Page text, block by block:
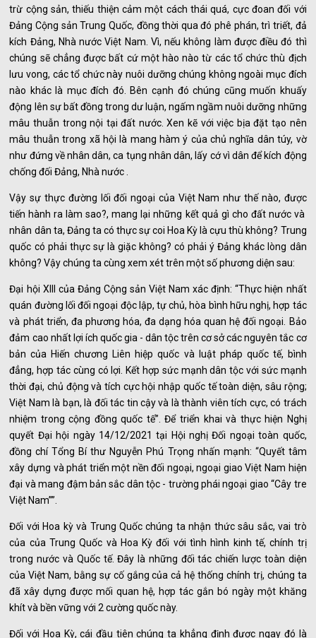
trừ cộng sản, thiếu thiện cảm một cách thái quá, cực đoan đối với
Đảng Cộng sản Trung Quốc, đồng thời qua đó phê phán, trì triết, đả
kích Đảng, Nhà nước Việt Nam. Vì, nếu không làm được điều đó thì
chúng sẽ chẳng được bất cứ một hào nào từ các tổ chức thù địch
lưu vong, các tổ chức này nuôi dưỡng chúng không ngoài mục đích
nào khác là mục đích đó. Bên cạnh đó chúng cũng muốn khuấy
động lên sự bất đồng trong dư luận, ngấm ngầm nuôi dưỡng những
mâu thuẫn trong nội tại đất nước. Xen kẽ với việc bịa đặt tạo nên
mâu thuẫn trong xã hội là mang hàm ý của chủ nghĩa dân túy, vờ
như đứng về nhân dân, ca tụng nhân dân, lấy cớ vì dân để kích động
chống đối Đảng, Nhà nước .
Vậy sự thực đường lối đối ngoại của Việt Nam như thế nào, được
tiến hành ra làm sao?, mang lại những kết quả gì cho đất nước và
nhân dân ta, Đảng ta có thực sự coi Hoa Kỳ là cựu thù không? Trung
quốc có phải thực sự là giặc không? có phải ý Đảng khác lòng dân
không? Vậy chúng ta cùng xem xét trên một số phương diện sau:
Đại hội XIII của Đảng Cộng sản Việt Nam xác định: “Thực hiện nhất
quán đường lối đối ngoại độc lập, tự chủ, hòa bình hữu nghị, hợp tác
và phát triển, đa phương hóa, đa dạng hóa quan hệ đối ngoại. Bảo
đảm cao nhất lợi ích quốc gia - dân tộc trên cơ sở các nguyên tắc cơ
bản của Hiến chương Liên hiệp quốc và luật pháp quốc tế, bình
đẳng, hợp tác cùng có lợi. Kết hợp sức mạnh dân tộc với sức mạnh
thời đại, chủ động và tích cực hội nhập quốc tế toàn diện, sâu rộng;
Việt Nam là bạn, là đối tác tin cậy và là thành viên tích cực, có trách
nhiệm trong cộng đồng quốc tế”. Để triển khai và thực hiện Nghị
quyết Đại hội ngày 14/12/2021 tại Hội nghị Đối ngoại toàn quốc,
đồng chí Tổng Bí thư Nguyễn Phú Trọng nhấn mạnh: “Quyết tâm
xây dựng và phát triển một nền đối ngoại, ngoại giao Việt Nam hiện
đại và mang đậm bản sắc dân tộc - trường phái ngoại giao “Cây tre
Việt Nam””.
Đối với Hoa kỳ và Trung Quốc chúng ta nhận thức sâu sắc, vai trò
của của Trung Quốc và Hoa Kỳ đối với tình hình kinh tế, chính trị
trong nước và Quốc tế. Đây là những đối tác chiến lược toàn diện
của Việt Nam, bằng sự cố gắng của cả hệ thống chính trị, chúng ta
đã xây dựng được mối quan hệ, hợp tác gắn bó ngày một khăng
khít và bền vững với 2 cường quốc này.
Đối với Hoa Kỳ, cái đầu tiên chúng ta khẳng định được ngay đó là